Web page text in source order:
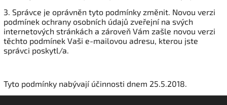
3. Správce je oprávněn tyto podmínky změnit. Novou verzi
podmínek ochrany osobních údajů zveřejní na svých
internetových stránkách a zároveň Vám zašle novou verzi
těchto podmínek Vaši e-mailovou adresu, kterou jste
správci poskytl/a.
Tyto podmínky nabývají účinnosti dnem 25.5.2018.